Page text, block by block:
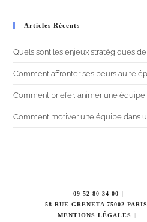
Articles Récents
Quels sont les enjeux stratégiques
Comment affronter ses peurs au
Comment briefer, animer une
Comment motiver une équipe dans
09 52 80 34 00
58 RUE GRENETA 75002 PARIS
MENTIONS LÉGALES